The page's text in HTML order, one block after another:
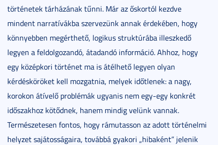
történetek tárházának tűnni. Már az őskortól kezdve
mindent narratívákba szervezünk annak érdekében, hogy
könnyebben megérthető, logikus struktúrába illeszkedő
legyen a feldolgozandó, átadandó információ. Ahhoz, hogy
egy középkori történet ma is átélhető legyen olyan
kérdésköröket kell mozgatnia, melyek időtlenek: a nagy,
korokon átívelő problémák ugyanis nem egy-egy konkrét
időszakhoz kötődnek, hanem mindig velünk vannak.
Természetesen fontos, hogy rámutasson az adott történelmi
helyzet sajátosságaira, továbbá gyakori „hibaként” jelenik